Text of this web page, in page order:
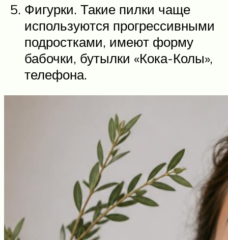
Фигурки. Такие пилки чаще
используются прогрессивными
подростками, имеют форму
бабочки, бутылки «Кока-Колы»,
телефона.